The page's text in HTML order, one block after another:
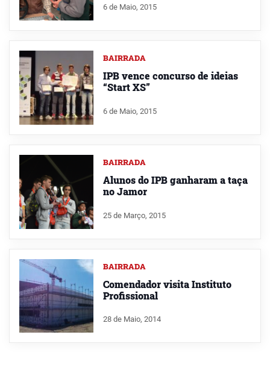
6 de Maio, 2015
BAIRRADA
IPB vence concurso de ideias
“Start XS”
6 de Maio, 2015
BAIRRADA
Alunos do IPB ganharam a taça
no Jamor
25 de Março, 2015
BAIRRADA
Comendador visita Instituto
Profissional
28 de Maio, 2014